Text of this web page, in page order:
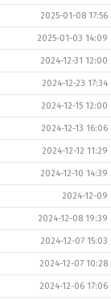
2025-01-08 17:56
2025-01-03 14:09
2024-12-31 12:00
2024-12-23 17:34
2024-12-15 12:00
2024-12-13 16:06
2024-12-12 11:29
2024-12-10 14:39
2024-12-09
2024-12-08 19:39
2024-12-07 15:03
2024-12-07 10:28
2024-12-06 17:06